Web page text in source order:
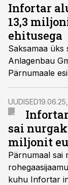
Infortar
13,3
ehitusega
Saksamaa üks
Anlagenbau
Pärnumaale
biojäätmetest
UUDISED
sai
miljonit
Pärnumaal sai
kuhu Infortar